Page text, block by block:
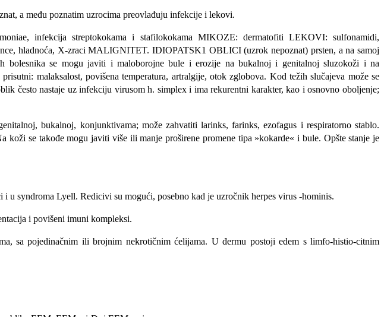
a među poznatim uzroci­ma preovlađuju infekcije i lekovi.
infekcija streptokokama i stafilokokama MIKOZE: dermatofiti LEKOVI: sulfonamidi,
hladnoća, X-zraci MALIGNITET. IDIOPATSK1 OBLICI (uzrok nepoznat) prsten, a na samoj
bolesnika se mogu javiti i maloborojne bule i erozije na bukalnoj i genitalnoj sluzokoži i na
malaksalost, povišena temperatura, artralgije, otok zglobova. Kod težih slučajeva može se
često nastaje uz infekciju virusom h. simplex i ima rekurentni karakter, kao i osnovno oboljenje;
bukalnoj, konjunktivama; mo­že zahvatiti larinks, farinks, ezofagus i respiratorno stablo.
se takođe mo­gu javiti više ili manje proširene pro­mene tipa »kokarde« i bule. Opšte stanje je
u syndroma Lyell. Redicivi su mogući, posebno kad je uzročnik herpes virus -hominis.
i povišeni imuni kompleksi.
sa poje­dinačnim ili brojnim nekrotičnim ćelija­ma. U đermu postoji edem s limfo-histio-citnim